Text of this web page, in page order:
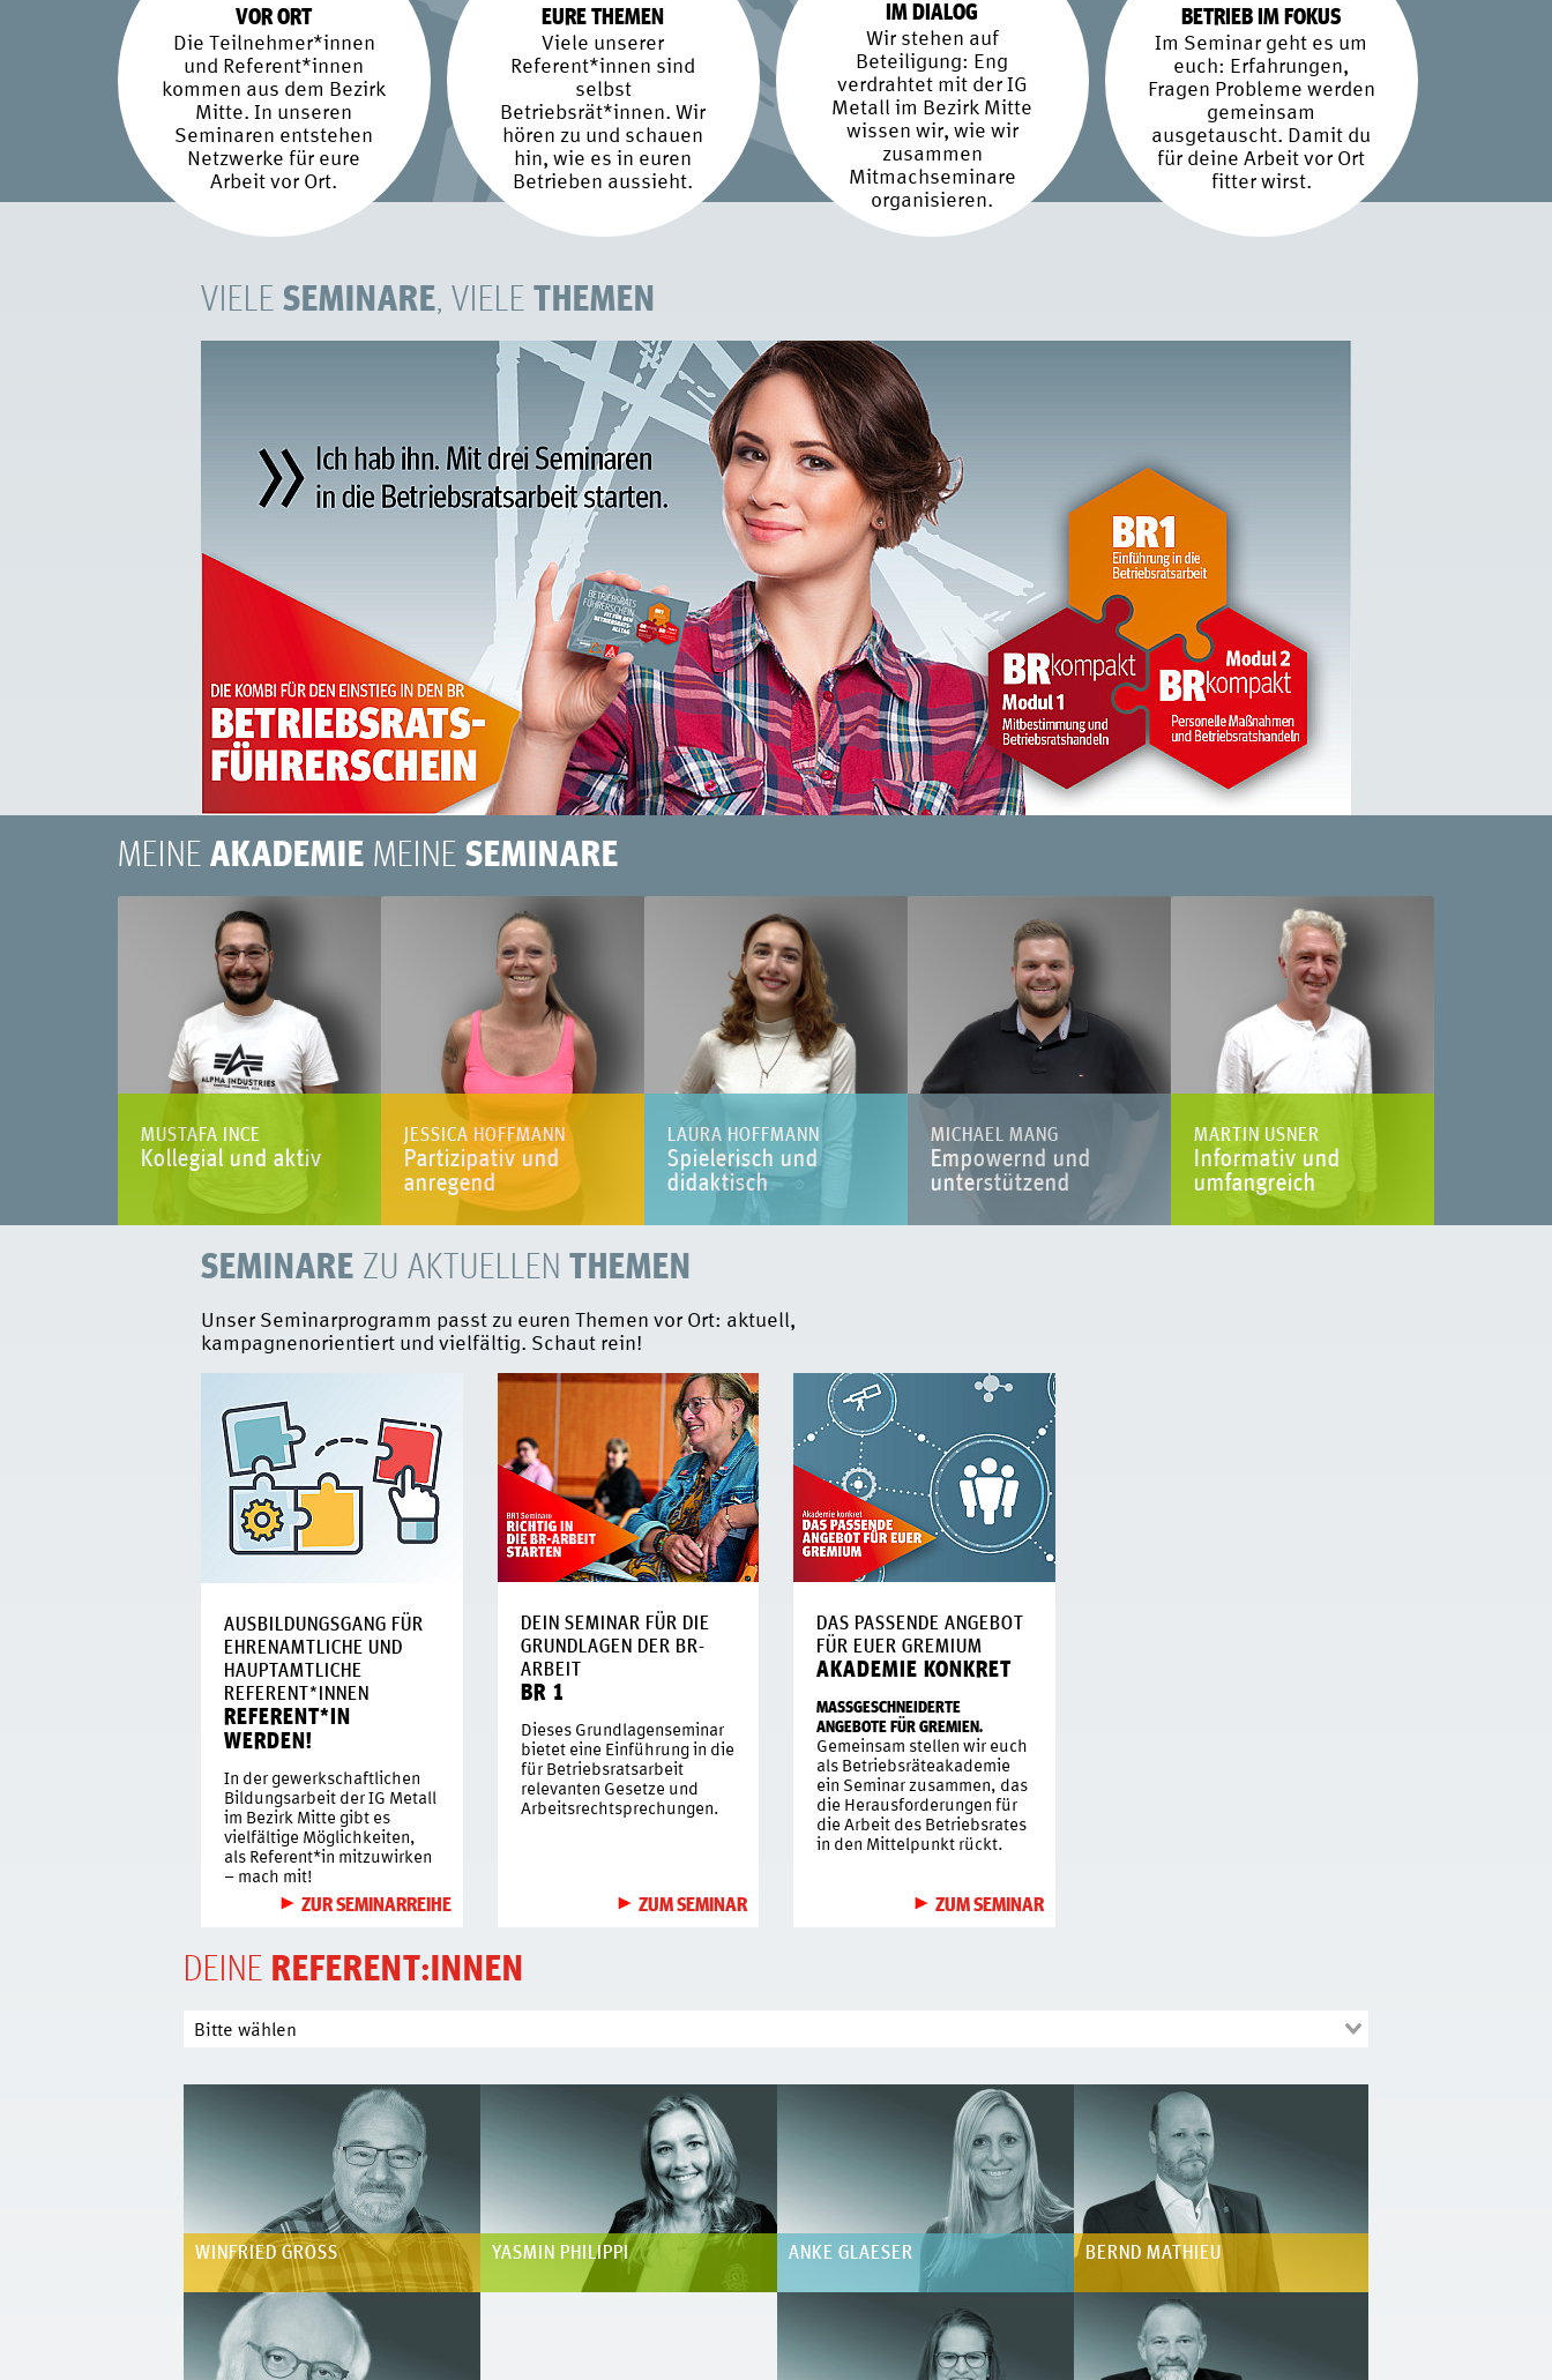
VOR ORT
Die Teilnehmer*innen
und Referent*innen
kommen aus dem Bezirk
Mitte. In unseren
Seminaren entstehen
Netzwerke für eure
Arbeit vor Ort.
EURE THEMEN
Viele unserer
Referent*innen sind
selbst
Betriebsrät*innen. Wir
hören zu und schauen
hin, wie es in euren
Betrieben aussieht.
IM DIALOG
Wir stehen auf
Beteiligung: Eng
verdrahtet mit der IG
Metall im Bezirk Mitte
wissen wir, wie wir
zusammen
Mitmachseminare
organisieren.
BETRIEB IM FOKUS
Im Seminar geht es um
euch: Erfahrungen,
Fragen Probleme werden
gemeinsam
ausgetauscht. Damit du
für deine Arbeit vor Ort
fitter wirst.
VIELE SEMINARE, VIELE THEMEN
MEINE AKADEMIE MEINE SEMINARE
MUSTAFA INCE
Kollegial und aktiv
JESSICA HOFFMANN
Partizipativ und
anregend
LAURA HOFFMANN
Spielerisch und
didaktisch
MICHAEL MANG
Empowernd und
unterstützend
MARTIN USNER
Informativ und
umfangreich
SEMINARE ZU AKTUELLEN THEMEN
Unser Seminarprogramm passt zu euren Themen vor Ort: aktuell,
kampagnenorientiert und vielfältig. Schaut rein!
AUSBILDUNGSGANG FÜR
EHRENAMTLICHE UND
HAUPTAMTLICHE
REFERENT*INNEN
REFERENT*IN
WERDEN!
In der gewerkschaftlichen
Bildungsarbeit der IG Metall
im Bezirk Mitte gibt es
vielfältige Möglichkeiten,
als Referent*in mitzuwirken
– mach mit!
ZUR SEMINARREIHE
DEIN SEMINAR FÜR DIE
GRUNDLAGEN DER BR-
ARBEIT
BR 1
Dieses Grundlagenseminar
bietet eine Einführung in die
für Betriebsratsarbeit
relevanten Gesetze und
Arbeitsrechtsprechungen.
ZUM SEMINAR
DAS PASSENDE ANGEBOT
FÜR EUER GREMIUM
AKADEMIE KONKRET
MASSGESCHNEIDERTE A
NGEBOTE FÜR GREMIEN.
Gemeinsam stellen wir euch
als Betriebsräteakademie
ein Seminar zusammen, das
die Herausforderungen für
die Arbeit des Betriebsrates
in den Mittelpunkt rückt.
ZUM SEMINAR
DEINE REFERENT:INNEN
WINFRIED GROSS YASMIN PHILIPPI ANKE GLAESER BERND MATHIEU